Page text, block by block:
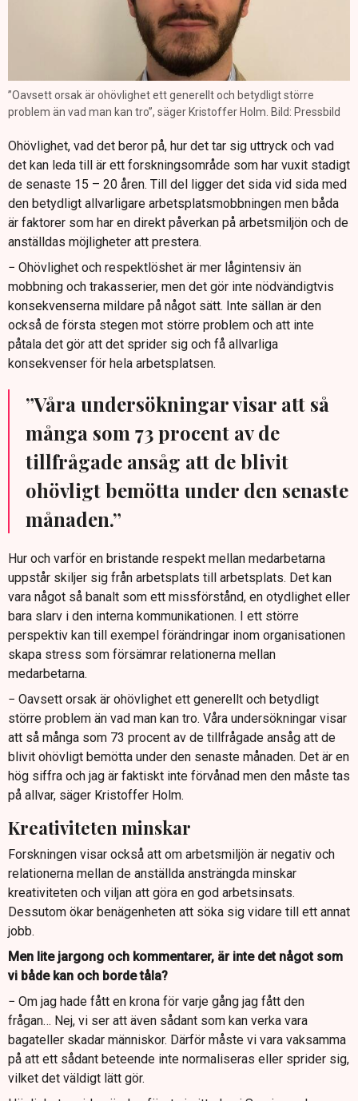
”Oavsett orsak är ohövlighet ett generellt och betydligt större
problem än vad man kan tro”, säger Kristoffer Holm. Bild: Pressbild
Ohövlighet, vad det beror på, hur det tar sig uttryck och vad
det kan leda till är ett forskningsområde som har vuxit stadigt
de senaste 15 – 20 åren. Till del ligger det sida vid sida med
den betydligt allvarligare arbetsplatsmobbningen men båda
är faktorer som har en direkt påverkan på arbetsmiljön och de
anställdas möjligheter att prestera.
− Ohövlighet och respektlöshet är mer lågintensiv än
mobbning och trakasserier, men det gör inte nödvändigtvis
konsekvenserna mildare på något sätt. Inte sällan är den
också de första stegen mot större problem och att inte
påtala det gör att det sprider sig och få allvarliga
konsekvenser för hela arbetsplatsen.
”Våra undersökningar visar att så
många som 73 procent av de
tillfrågade ansåg att de blivit
ohövligt bemötta under den senaste
månaden.”
Hur och varför en bristande respekt mellan medarbetarna
uppstår skiljer sig från arbetsplats till arbetsplats. Det kan
vara något så banalt som ett missförstånd, en otydlighet eller
bara slarv i den interna kommunikationen. I ett större
perspektiv kan till exempel förändringar inom organisationen
skapa stress som försämrar relationerna mellan
medarbetarna.
− Oavsett orsak är ohövlighet ett generellt och betydligt
större problem än vad man kan tro. Våra undersökningar visar
att så många som 73 procent av de tillfrågade ansåg att de
blivit ohövligt bemötta under den senaste månaden. Det är en
hög siffra och jag är faktiskt inte förvånad men den måste tas
på allvar, säger Kristoffer Holm.
Kreativiteten minskar
Forskningen visar också att om arbetsmiljön är negativ och
relationerna mellan de anställda ansträngda minskar
kreativiteten och viljan att göra en god arbetsinsats.
Dessutom ökar benägenheten att söka sig vidare till ett annat
jobb.
Men lite jargong och kommentarer, är inte det något som
vi både kan och borde tåla?
− Om jag hade fått en krona för varje gång jag fått den
frågan… Nej, vi ser att även sådant som kan verka vara
bagateller skadar människor. Därför måste vi vara vaksamma
på att ett sådant beteende inte normaliseras eller sprider sig,
vilket det väldigt lätt gör.